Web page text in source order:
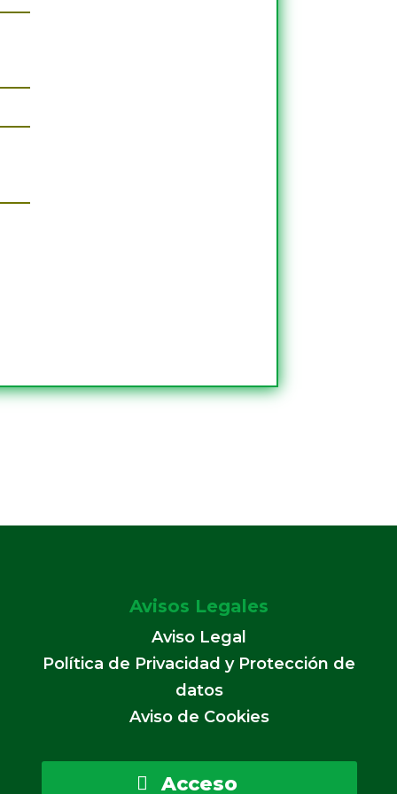
Avisos Legales
Aviso Legal
Política de Privacidad y Protección de
datos
Aviso de Cookies
Acceso